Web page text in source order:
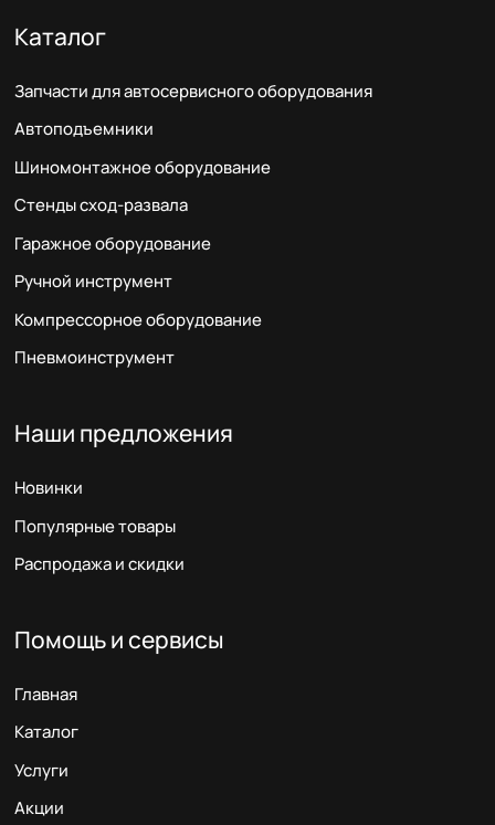
Каталог
Запчасти для автосервисного оборудования
Автоподъемники
Шиномонтажное оборудование
Стенды сход-развала
Гаражное оборудование
Ручной инструмент
Компрессорное оборудование
Пневмоинструмент
Наши предложения
Новинки
Популярные товары
Распродажа и скидки
Помощь и сервисы
Главная
Каталог
Услуги
Акции